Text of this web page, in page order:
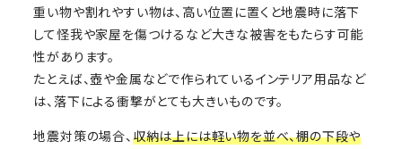
重い物や割れやすい物は、高い位置に置くと地震時に落下
して怪我や家屋を傷つけるなど大きな被害をもたらす可能
性があります。
たとえば、壺や金属などで作られているインテリア用品など
は、落下による衝撃がとても大きいものです。
地震対策の場合、 収納は上には軽い物を並べ、棚の下段や